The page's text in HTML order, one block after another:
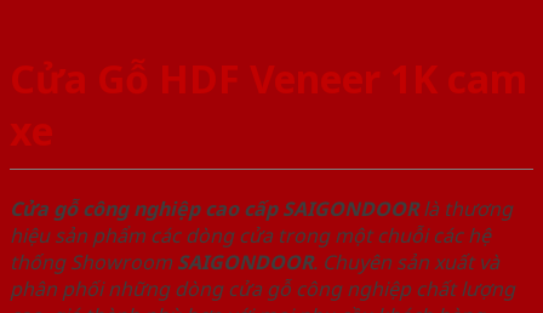
Cửa Gỗ HDF Veneer 1K cam
xe
Cửa gỗ công nghiệp cao cấp SAIGONDOORlà thương
hiệu sản phẩm các dòng cửa trong một chuỗi các hệ
thống Showroom SAIGONDOOR. Chuyên sản xuất và
phân phối những dòng cửa gỗ công nghiệp chất lượng